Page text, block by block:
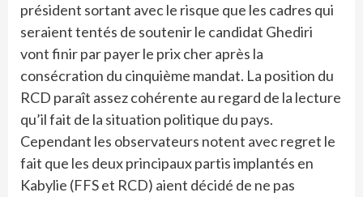
président sortant avec le risque que les cadres qui
seraient tentés de soutenir le candidat Ghediri
vont finir par payer le prix cher après la
consécration du cinquième mandat. La position du
RCD paraît assez cohérente au regard de la lecture
qu’il fait de la situation politique du pays.
Cependant les observateurs notent avec regret le
fait que les deux principaux partis implantés en
Kabylie (FFS et RCD) aient décidé de ne pas